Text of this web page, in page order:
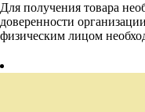
Для получения товара
доверенности
физическим лицом